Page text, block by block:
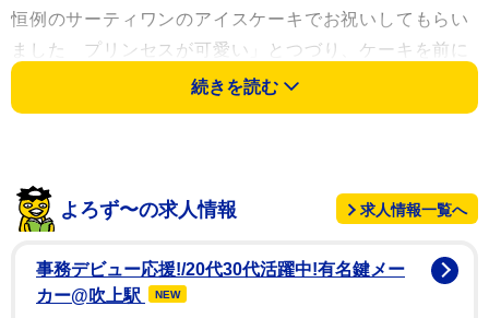
恒例のサーティワンのアイスケーキでお祝いしてもらい
ました プリンセスが可愛い」とつづり、ケーキを前に
夫のよゐこ・濱口優(54)と仲睦まじい2ショット写真を添
えた。
年7月に長男を出産した。
フォロワーからは「素敵なご夫婦」「アッキーナはま
さにプリンセスですもん」「お似合いだわー」などの声
続きを読む
よろず〜の求人情報 求人情報一覧へ
事務デビュー応援!/20代30代活躍中!有名鍵メー
カー@吹上駅
NEW